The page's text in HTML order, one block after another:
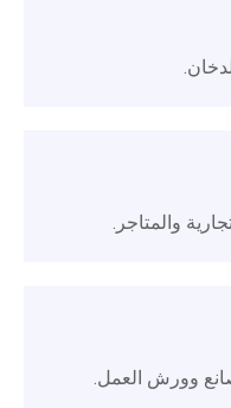
والمتاجر.
وورش العمل.